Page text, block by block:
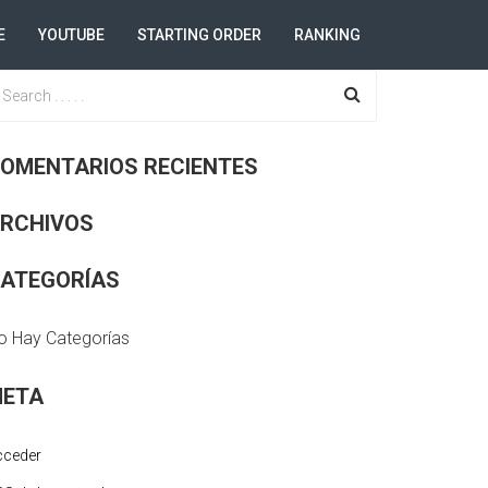
YOUTUBE STARTING ORDER RANKING
RECIENTES
Hay Categorías